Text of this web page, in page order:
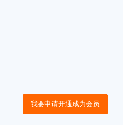
我要申请开通成为会员